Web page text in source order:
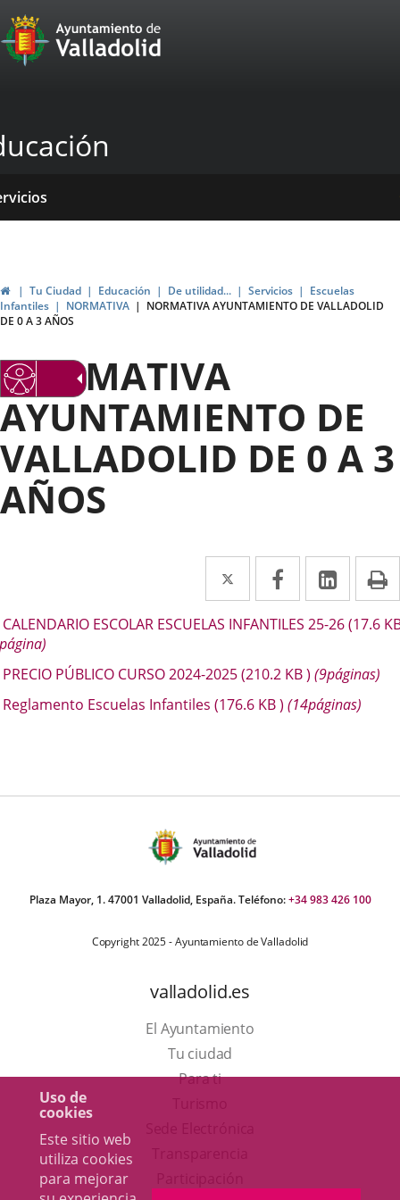
Uso de
cookies
Este sitio web
utiliza cookies
para mejorar
Portal
Web
Ayuntamiento
de
Valladolid
InicioTu Ciudad Educación De utilidad... Servicios
Escuelas
Infantiles
NORMATIVA
NORMATIVA AYUNTAMIENTO DE VALLADOLID
DE 0 A 3 AÑOS
NORMATIVA
AYUNTAMIENTO DE
VALLADOLID DE 0 A 3
AÑOS
Twitter
Enlace
a
una
aplicación
externa.
Facebook
Enlace
a
una
aplicación
externa.
Enlace
a
una
CALENDARIO ESCOLAR ESCUELAS INFANTILES 25-26(17.6
PRECIO PÚBLICO CURSO 2024-2025(210.2 KB) (9páginas)
Reglamento Escuelas Infantiles (176.6 KB) (14páginas)
Plaza Mayor, 1. 47001 Valladolid, España. Teléfono:+34 983 426 100
Copyright 2025 - Ayuntamiento de Valladolid
valladolid.es
El Ayuntamiento
Tu ciudad
Para ti